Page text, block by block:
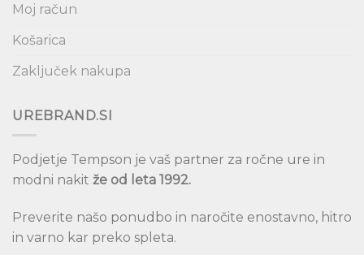
Moj račun
Košarica
Zaključek nakupa
UREBRAND.SI
Podjetje Tempson je vaš partner za ročne ure in
modni nakit že od leta 1992.
Preverite našo ponudbo in naročite enostavno, hitro
in varno kar preko spleta.